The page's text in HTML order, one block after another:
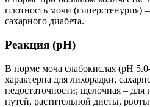
плотность мочи (гиперстенурия)
сахарного диабета.
Реакция (pH)
В норме моча слабокислая (pH
характерна для лихорадки,
недостаточности; щелочная –
путей, растительной диеты,